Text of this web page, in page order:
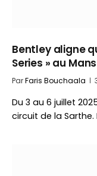
Bentley aligne
Series » au
ParFaris Bouchaala
Du 3 au 6 juillet
circuit de la